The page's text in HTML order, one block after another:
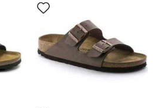
med
swatch-
vil
oppdatere
produktbildet